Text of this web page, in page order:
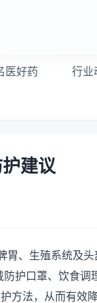
医好药 行业
建议
胃、生殖系统及
护口罩、饮食调
方法，从而有效